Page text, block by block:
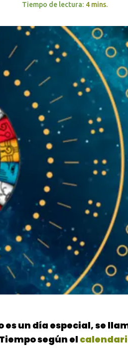
Tiempo de lectura: 4 mins.
es un día especial, se
según el